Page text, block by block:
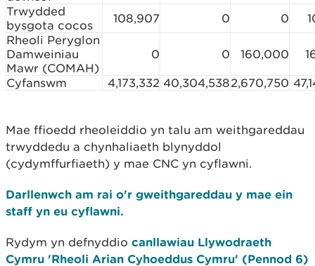
Trwydded
bysgota cocos
108,907 0 0
Rheoli Peryglon
Damweiniau
Mawr (COMAH)
0 0 160,000
Cyfanswm 4,173,332 40,304,5382,670,750
Mae ffioedd rheoleiddio yn talu am weithgareddau
trwyddedu a chynhaliaeth blynyddol
(cydymffurfiaeth) y mae CNC yn cyflawni.
Darllenwch am rai o'r gweithgareddau y mae ein
staff yn eu cyflawni.
Rydym yn defnyddio canllawiau Llywodraeth
Cymru 'Rheoli Arian Cyhoeddus Cymru' (Pennod 6)